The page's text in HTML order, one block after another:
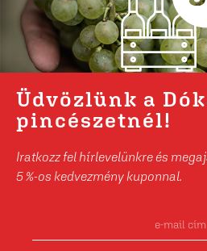
Üdvözlünk a
pincészetnél!
Iratkozz fel hírlevelünkre és
5 %-os kedvezmény kuponnal.